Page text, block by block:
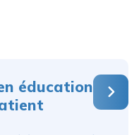
éducation
Suivant